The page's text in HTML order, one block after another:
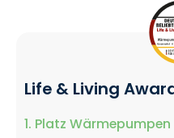
Life & Living
1. Platz Wärmepumpen